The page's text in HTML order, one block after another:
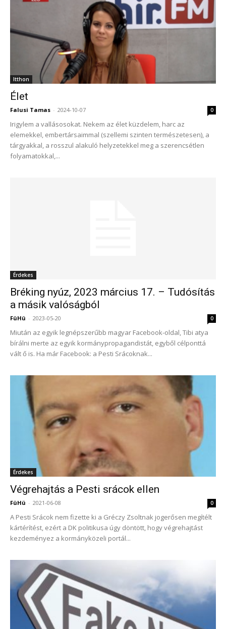
Itthon
Élet
Falusi Tamas - 2024-10-07 0
Irigylem a vallásosokat. Nekem az élet küzdelem, harc az
elemekkel, embertársaimmal (szellemi szinten természetesen), a
tárgyakkal, a rosszul alakuló helyzetekkel meg a szerencsétlen
folyamatokkal,...
Érdekes
Bréking nyúz, 2023 március 17. – Tudósítás
a másik valóságból
FüHü - 2023-05-20 0
Miután az egyik legnépszerűbb magyar Facebook-oldal, Tibi atya
bírálni merte az egyik kormánypropagandistát, egyből célponttá
vált ő is. Ha már Facebook: a Pesti Srácoknak...
Érdekes
Végrehajtás a Pesti srácok ellen
FüHü - 2021-06-08 0
A Pesti Srácok nem fizette ki a Gréczy Zsoltnak jogerősen megítélt
kártérítést, ezért a DK politikusa úgy döntött, hogy végrehajtást
kezdeményez a kormányközeli portál...